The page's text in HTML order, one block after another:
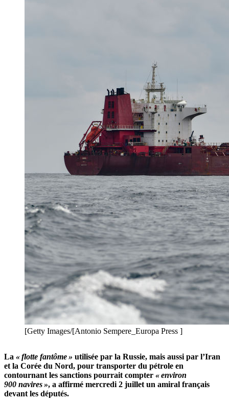
[Getty Images/[Antonio Sempere_Europa Press ]
La « flotte fantôme » utilisée par la Russie, mais aussi par l’Iran
et la Corée du Nord, pour transporter du pétrole en
contournant les sanctions pourrait compter « environ
900 navires », a affirmé mercredi 2 juillet un amiral français
devant les députés.